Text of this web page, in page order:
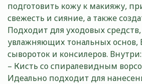
подготовить кожу к макияжу,
свежесть и сияние, а также
Подходит для уходовых
увлажняющих тональных основ,
сывороток и консилеров. Внутри:
– Кисть со спиралевидным
Идеально подходит для